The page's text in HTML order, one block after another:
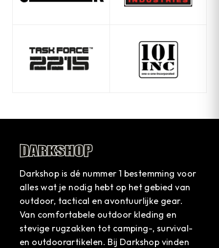
Darkshop is dé nummer 1 bestemming voor
alles wat je nodig hebt op het gebied van
outdoor, tactical en avontuurlijke gear.
Van comfortabele outdoor kleding en
stevige rugzakken tot camping-, survival-
en outdoorartikelen. Bij Darkshop vinden